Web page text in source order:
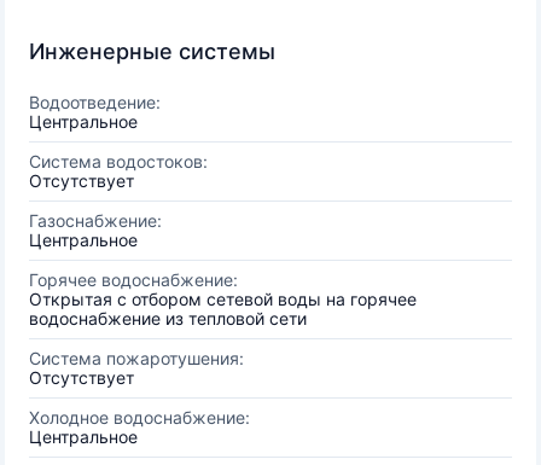
Инженерные системы
Водоотведение:
Центральное
Система водостоков:
Отсутствует
Газоснабжение:
Центральное
Горячее водоснабжение:
Открытая с отбором сетевой воды на горячее
водоснабжение из тепловой сети
Система пожаротушения:
Отсутствует
Холодное водоснабжение:
Центральное